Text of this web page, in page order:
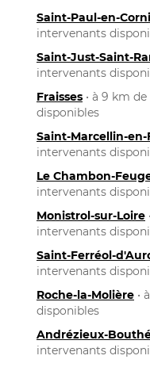
Saint-Paul-en-
intervenants
Saint-Just-Saint-
intervenants
Fraisses • à 9 km
disponibles
Saint-Marcellin-en-
intervenants
Le Chambon-
intervenants
Monistrol-sur-Loire
intervenants
Saint-Ferréol-
intervenants
Roche-la-Molière •
disponibles
Andrézieux-
intervenants